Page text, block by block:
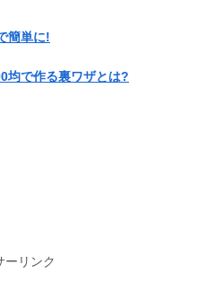
簡単に!
均で作る裏ワザとは?
ーリンク